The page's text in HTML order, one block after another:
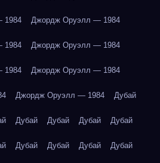
1984 Джордж Оруэлл — 1984
1984 Джордж Оруэлл — 1984
1984 Джордж Оруэлл — 1984
Джордж Оруэлл — 1984 Дубай
Дубай Дубай Дубай Дубай
Дубай Дубай Дубай Дубай